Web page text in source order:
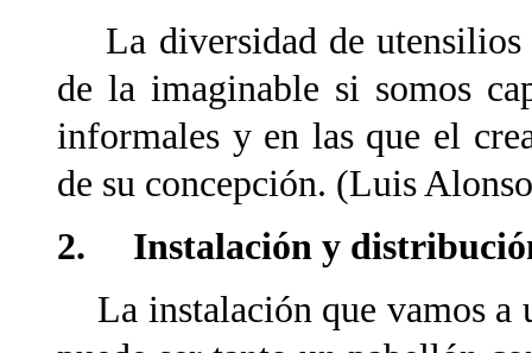
La diversidad de
de la imaginable si somos
informales y en las que el
de su concepción. (Luis
2. Instalación y distribución
La instalación que vamos a